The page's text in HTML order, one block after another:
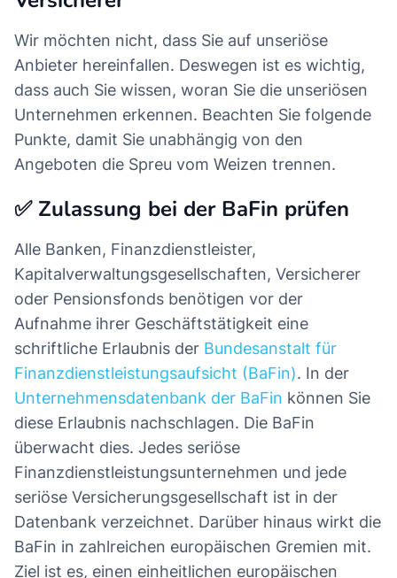
Wir möchten nicht, dass Sie auf unseriöse
Anbieter hereinfallen. Deswegen ist es wichtig,
dass auch Sie wissen, woran Sie die unseriösen
Unternehmen erkennen. Beachten Sie folgende
Punkte, damit Sie unabhängig von den
Angeboten die Spreu vom Weizen trennen.
✅ Zulassung bei der BaFin prüfen
Alle Banken, Finanzdienstleister,
Kapitalverwaltungsgesellschaften, Versicherer
oder Pensionsfonds benötigen vor der
Aufnahme ihrer Geschäftstätigkeit eine
schriftliche Erlaubnis der Bundesanstalt für
Finanzdienstleistungsaufsicht (BaFin). In der
Unternehmensdatenbank der BaFin können Sie
diese Erlaubnis nachschlagen. Die BaFin
überwacht dies. Jedes seriöse
Finanzdienstleistungsunternehmen und jede
seriöse Versicherungsgesellschaft ist in der
Datenbank verzeichnet. Darüber hinaus wirkt die
BaFin in zahlreichen europäischen Gremien mit.
Ziel ist es, einen einheitlichen europäischen